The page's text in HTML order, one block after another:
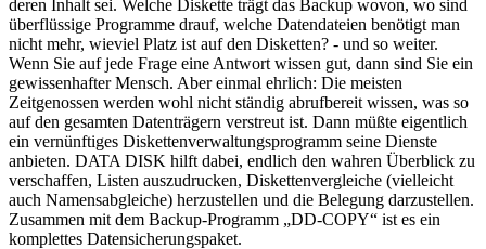
deren Inhalt sei. Welche Diskette trägt das Backup wovon, wo sind
überflüssige Programme drauf, welche Datendateien benötigt man
nicht mehr, wieviel Platz ist auf den Disketten? - und so weiter.
Wenn Sie auf jede Frage eine Antwort wissen gut, dann sind Sie ein
gewissenhafter Mensch. Aber einmal ehrlich: Die meisten
Zeitgenossen werden wohl nicht ständig abrufbereit wissen, was so
auf den gesamten Datenträgern verstreut ist. Dann müßte eigentlich
ein vernünftiges Diskettenverwaltungsprogramm seine Dienste
anbieten. DATA DISK hilft dabei, endlich den wahren Überblick zu
verschaffen, Listen auszudrucken, Diskettenvergleiche (vielleicht
auch Namensabgleiche) herzustellen und die Belegung darzustellen.
Zusammen mit dem Backup-Programm „DD-COPY“ ist es ein
komplettes Datensicherungspaket.